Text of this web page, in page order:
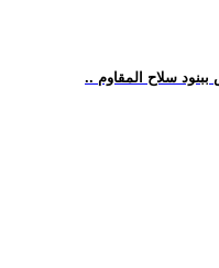
سلاح المقاوم